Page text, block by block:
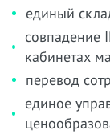
единый
совпадение
кабинетах
перевод
единое